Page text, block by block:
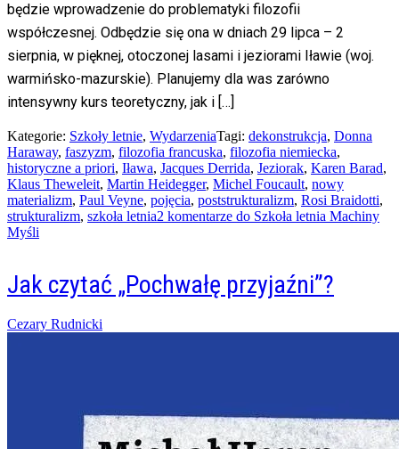
będzie wprowadzenie do problematyki filozofii
współczesnej. Odbędzie się ona w dniach 29 lipca – 2
sierpnia, w pięknej, otoczonej lasami i jeziorami Iławie (woj.
warmińsko-mazurskie). Planujemy dla was zarówno
intensywny kurs teoretyczny, jak i […]
Kategorie: Szkoły letnie, WydarzeniaTagi: dekonstrukcja, Donna
Haraway, faszyzm, filozofia francuska, filozofia niemiecka,
historyczne a priori, Iława, Jacques Derrida, Jeziorak, Karen Barad,
Klaus Theweleit, Martin Heidegger, Michel Foucault, nowy
materializm, Paul Veyne, pojęcia, poststrukturalizm, Rosi Braidotti,
strukturalizm, szkoła letnia2 komentarze do Szkoła letnia Machiny
Myśli
Jak czytać „Pochwałę przyjaźni”?
Posted
Cezary Rudnicki